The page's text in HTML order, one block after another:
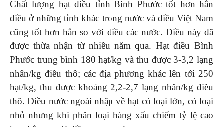
Chất lượng hạt điều tỉnh Bình Phước tốt hơn hẳn
điều ở những tỉnh khác trong nước và điều Việt Nam
cũng tốt hơn hẳn so với điều các nước. Điều này đã
được thừa nhận từ nhiều năm qua. Hạt điều Bình
Phước trung bình 180 hạt/kg và thu được 3-3,2 lạng
nhân/kg điều thô; các địa phương khác lên tới 250
hạt/kg, thu được khoảng 2,2-2,7 lạng nhân/kg điều
thô. Điều nước ngoài nhập về hạt có loại lớn, có loại
nhỏ nhưng khi phân loại hàng xấu chiếm tỷ lệ cao